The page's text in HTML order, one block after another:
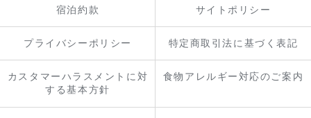
宿泊約款 サイトポリシー
プライバシーポリシー 特定商取引法に基づく表記
カスタマーハラスメントに対
する基本方針
食物アレルギー対応のご案内